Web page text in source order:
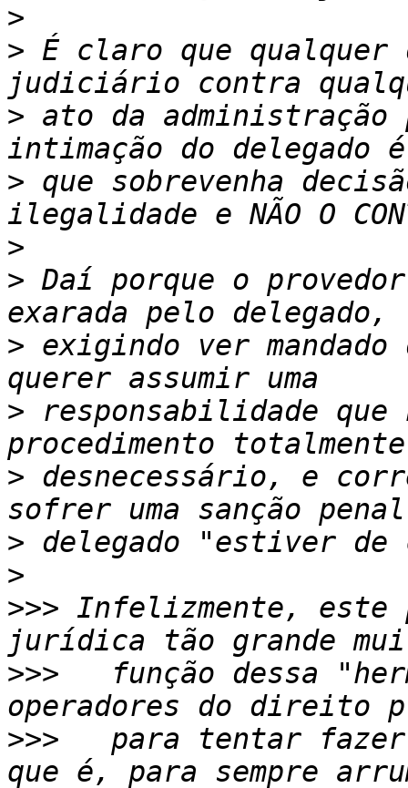
>
> É claro que qualquer
> ato da administração
> que sobrevenha
>
> Daí porque o
> exigindo ver
> responsabilidade
> desnecessário, e
>
>
>>> Infelizmente, este
>>>
função dessa
>>>
para tentar